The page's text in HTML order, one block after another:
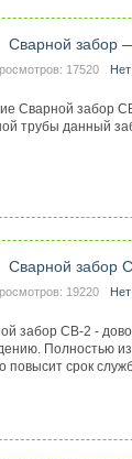
Сварной забор
17520
Сварной забор
трубы данный
Сварной забор
19220
забор СВ-2 -
Полностью
повысит срок